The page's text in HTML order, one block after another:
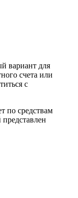
вариант для
счета или
с
по средствам